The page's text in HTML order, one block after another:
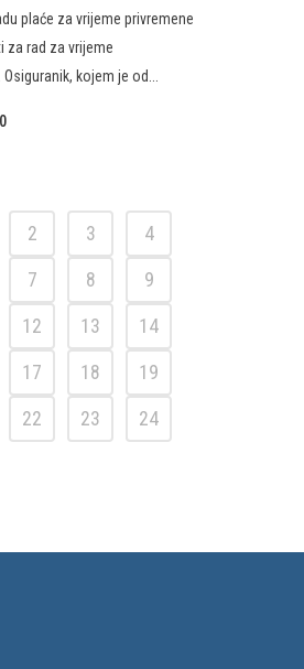
plaće za vrijeme privremene
rad za vrijeme
kojem je od...
2 3
4
7 8
9
12 13
14
17 18
19
22 23
24